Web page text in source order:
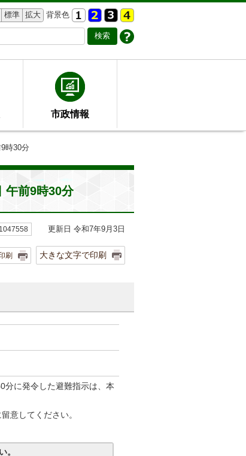
標準 拡大 背景色
市政情報
時30分
午前9時30分
更新日 令和7年9月3日
刷 大きな文字で印刷
分に発令した避難指示は、本
意してください。
。